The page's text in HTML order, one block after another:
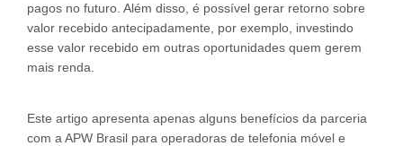
pagos no futuro. Além disso, é possível gerar retorno sobre
valor recebido antecipadamente, por exemplo, investindo
esse valor recebido em outras oportunidades quem gerem
mais renda.
Este artigo apresenta apenas alguns benefícios da parceria
com a APW Brasil para operadoras de telefonia móvel e